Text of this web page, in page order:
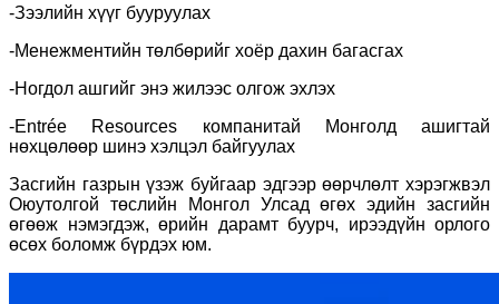
-Зээлийн хүүг бууруулах
-Менежментийн төлбөрийг хоёр дахин багасгах
-Ногдол ашгийг энэ жилээс олгож эхлэх
-Entrée Resources компанитай Монголд ашигтай
нөхцөлөөр шинэ хэлцэл байгуулах
Засгийн газрын үзэж буйгаар эдгээр өөрчлөлт хэрэгжвэл
Oюутолгой төслийн Монгол Улсад өгөх эдийн засгийн
өгөөж нэмэгдэж, өрийн дарамт буурч, ирээдүйн орлого
өсөх боломж бүрдэх юм.